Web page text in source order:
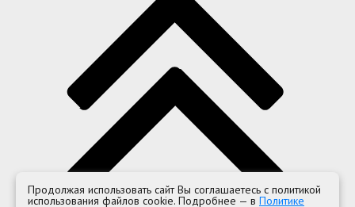
Продолжая использовать сайт Вы соглашаетесь с политикой
использования файлов cookie. Подробнее — в Политике